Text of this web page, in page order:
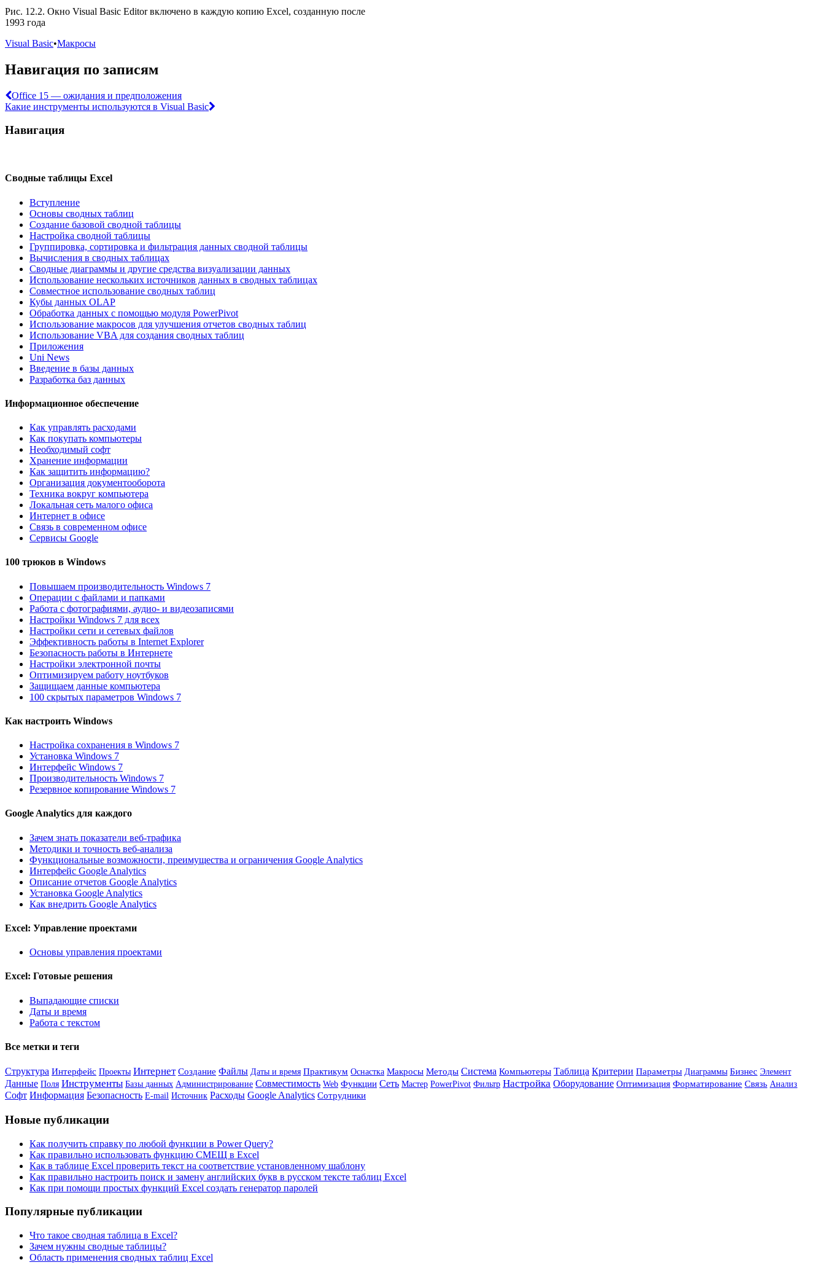
Рис. 12.2. Окно Visual Basic Editor включено в каждую копию Excel, созданную после
1993 года
Visual Basic•Макросы
Навигация по записям
Office 15 — ожидания и предположения
Какие инструменты используются в Visual Basic
Навигация
Сводные таблицы Excel
Вступление
Основы сводных таблиц
Создание базовой сводной таблицы
Настройка сводной таблицы
Группировка, сортировка и фильтрация данных сводной таблицы
Вычисления в сводных таблицах
Сводные диаграммы и другие средства визуализации данных
Использование нескольких источников данных в сводных таблицах
Совместное использование сводных таблиц
Кубы данных OLAP
Обработка данных с помощью модуля PowerPivot
Использование макросов для улучшения отчетов сводных таблиц
Использование VBA для создания сводных таблиц
Приложения
Uni News
Введение в базы данных
Разработка баз данных
Информационное обеспечение
Как управлять расходами
Как покупать компьютеры
Необходимый софт
Хранение информации
Как защитить информацию?
Организация документооборота
Техника вокруг компьютера
Локальная сеть малого офиса
Интернет в офисе
Связь в современном офисе
Сервисы Google
100 трюков в Windows
Повышаем производительность Windows 7
Операции с файлами и папками
Работа с фотографиями, аудио- и видеозаписями
Настройки Windows 7 для всех
Настройки сети и сетевых файлов
Эффективность работы в Internet Explorer
Безопасность работы в Интернете
Настройки электронной почты
Оптимизируем работу ноутбуков
Защищаем данные компьютера
100 скрытых параметров Windows 7
Как настроить Windows
Настройка сохранения в Windows 7
Установка Windows 7
Интерфейс Windows 7
Производительность Windows 7
Резервное копирование Windows 7
Google Analytics для каждого
Зачем знать показатели веб-трафика
Методики и точность веб-анализа
Функциональные возможности, преимущества и ограничения Google Analytics
Интерфейс Google Analytics
Описание отчетов Google Analytics
Установка Google Analytics
Как внедрить Google Analytics
Excel: Управление проектами
Основы управления проектами
Excel: Готовые решения
Выпадающие списки
Даты и время
Работа с текстом
Все метки и теги
Структура Интерфейс Проекты Интернет Создание Файлы Даты и время Практикум Оснастка Макросы Методы Система Компьютеры Таблица Критерии Параметры Диаграммы Бизнес Элемент
Данные Поля Инструменты Базы данных Администрирование Совместимость Web Функции Сеть Мастер PowerPivot Фильтр Настройка Оборудование Оптимизация Форматирование Связь Анализ
Софт Информация Безопасность E-mail Источник Расходы Google Analytics Сотрудники
Новые публикации
Как получить справку по любой функции в Power Query?
Как правильно использовать функцию СМЕЩ в Excel
Как в таблице Excel проверить текст на соответствие установленному шаблону
Как правильно настроить поиск и замену английских букв в русском тексте таблиц Excel
Как при помощи простых функций Excel создать генератор паролей
Популярные публикации
Что такое сводная таблица в Excel?
Зачем нужны сводные таблицы?
Область применения сводных таблиц Excel